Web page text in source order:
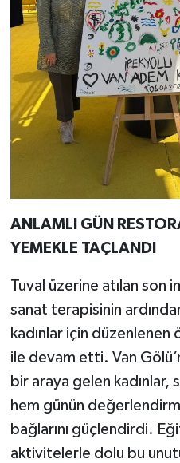
ANLAMLI GÜN
YEMEKLE TAÇLANDI
Tuval üzerine atılan son
sanat terapisinin
kadınlar için
ile devam etti. Van
bir araya gelen
hem günün
bağlarını güçlendirdi.
aktivitelerle dolu bu